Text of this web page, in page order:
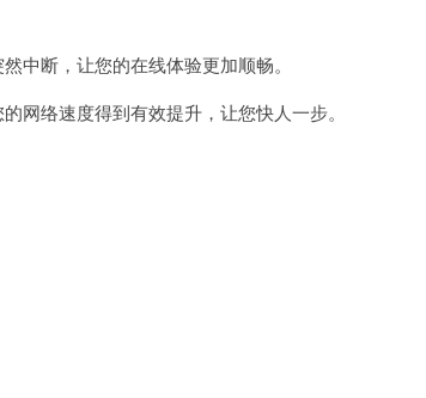
断，让您的在线体验更加顺畅。
络速度得到有效提升，让您快人一步。